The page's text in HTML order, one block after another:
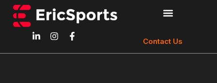
Contact Us